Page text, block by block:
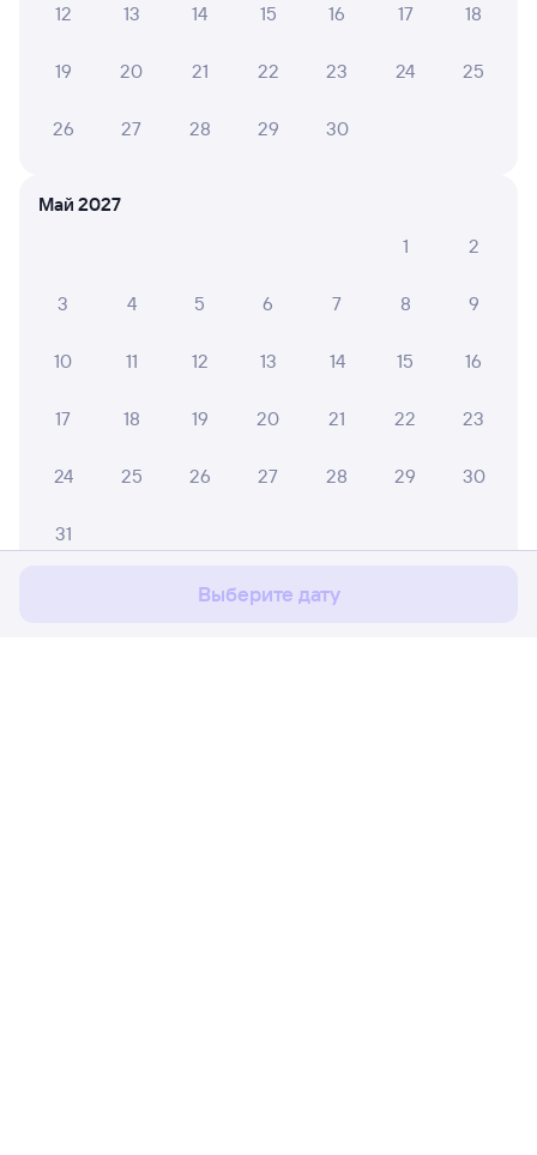
12 13 14 15 16 17 18
19 20 21 22 23 24 25
26 27 28 29 30
Май 2027
1
2
3 4 5 6 7 8 9
10 11 12 13 14 15 16
17 18 19 20 21 22 23
24 25 26 27 28 29 30
31
Выберите дату